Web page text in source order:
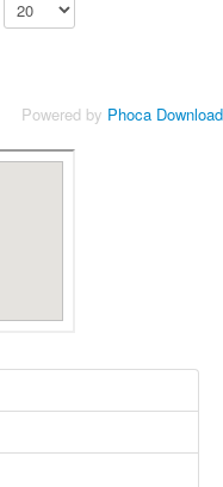
Powered by Phoca Download